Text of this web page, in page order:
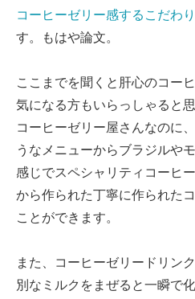
コーヒーゼリー感するこだわ
す。もはや論文。
ここまでを聞くと肝心のコー
気になる方もいらっしゃると思
コーヒーゼリー屋さんなのに
うなメニューからブラジルや
感じでスペシャリティコーヒ
から作られた丁寧に作られた
ことができます。
また、コーヒーゼリードリン
別なミルクをまぜると一瞬で